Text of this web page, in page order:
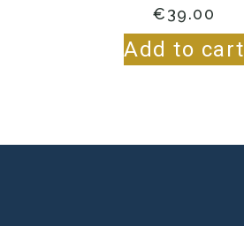
€39.00
Add to cart